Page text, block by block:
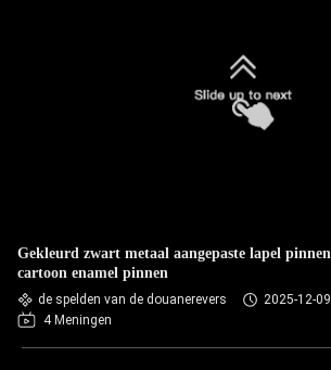
Gekleurd zwart metaal aangepaste lapel
cartoon enamel pinnen
de spelden van de douanerevers
2025-12-09
4 Meningen